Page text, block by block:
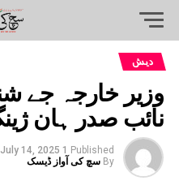
دیش
وزیر خارجہ جے
نائب صدر ہان
Published
1 year ago
July 14, 2025
By سچ کی آواز ڈیسک